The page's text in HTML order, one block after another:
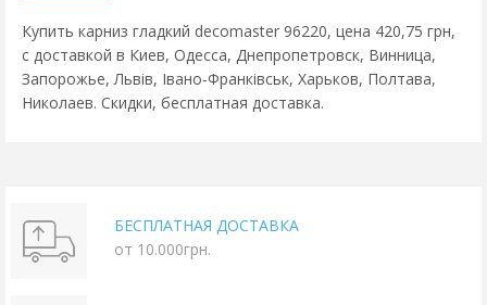
Купить карниз гладкий decomaster 96220, цена 420,75 грн,
с доставкой в Киев, Одесса, Днепропетровск, Винница,
Запорожье, Львів, Івано-Франківськ, Харьков, Полтава,
Николаев. Скидки, бесплатная доставка.
БЕСПЛАТНАЯ ДОСТАВКА
от 10.000грн.